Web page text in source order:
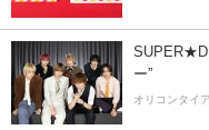
ー”
オリコンタイ